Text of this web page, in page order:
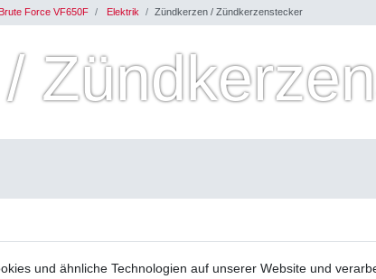
Force VF650F Elektrik Zündkerzen / Zündkerzenstecker
und ähnliche Technologien auf unserer Website und